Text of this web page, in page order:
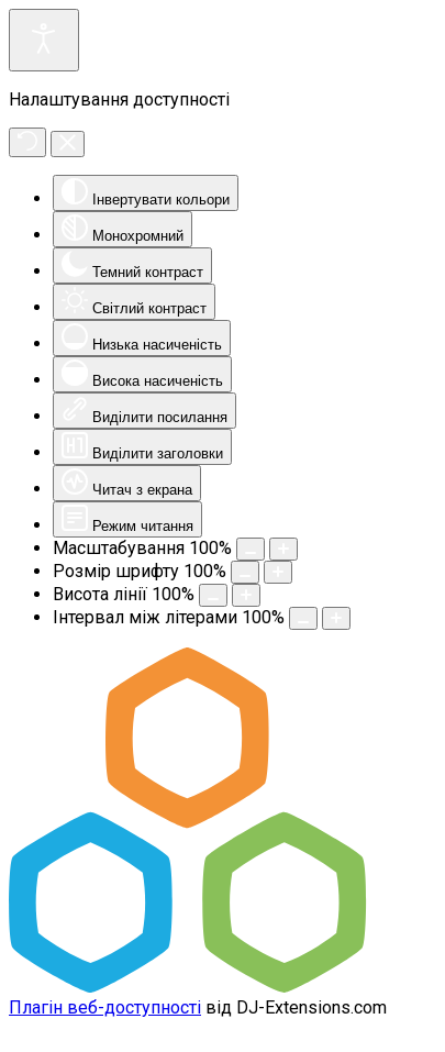
Налаштування доступності
Інвертувати кольори
Монохромний
Темний контраст
Світлий контраст
Низька насиченість
Висока насиченість
Виділити посилання
Виділити заголовки
Читач з екрана
Режим читання
Масштабування 100%
Розмір шрифту 100%
Висота лінії 100%
Інтервал між літерами 100%
Плагін веб-доступності від DJ-Extensions.com